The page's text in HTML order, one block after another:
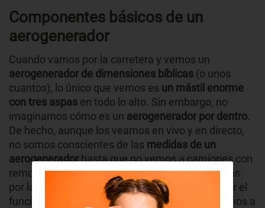
Componentes básicos de un
aerogenerador
Cuando vamos por la carretera y vemos un
aerogenerador de dimensiones bíblicas (o unos
cuantos), lo único que vemos es un mástil enorme
con tres aspas en todo lo alto. Sin embargo, no
imaginamos cómo es un aerogenerador por dentro.
De hecho, aunque los veamos en vivo y en directo,
no somos conscientes de las medidas de un
aerogeneradorhasta que no vemos a camiones con
remolques kilométricos transportando sus piezas
por la carretera. Por eso, para comprender mejor el
funcionamiento de losgeneradores eólicos
, vamos a